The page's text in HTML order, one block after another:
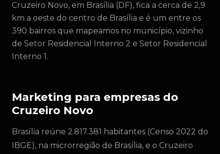
Cruzeiro Novo, em Brasília (DF), fica a cerca de 2,9
km a oeste do centro de Brasília e é um entre os
390 bairros que mapeamos no município, vizinho
de Setor Residencial Interno 2 e Setor Residencial
Interno 1.
Marketing para empresas do
Cruzeiro Novo
Brasília reúne 2.817.381 habitantes (Censo 2022 do
IBGE), na microrregião de Brasília, e o Cruzeiro